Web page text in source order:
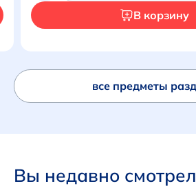
Перейти вВ корзину
все предметы
Вы недавно